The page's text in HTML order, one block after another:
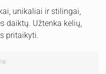
unikaliai ir stilingai,
daiktų. Užtenka kelių,
pritaikyti.